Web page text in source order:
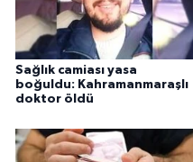
Sağlık camiası yasa
boğuldu: Kahramanmaraşlı
doktor öldü